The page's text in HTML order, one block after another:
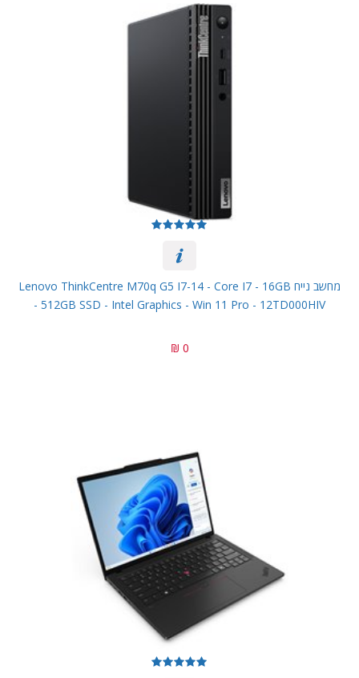
מחשב נייח Lenovo ThinkCentre M70q G5 I7-14 - Core I7 - 16GB
- 512GB SSD - Intel Graphics - Win 11 Pro - 12TD000HIV
0 ₪